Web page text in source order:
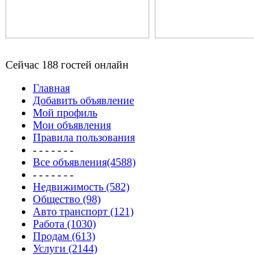
Сейчас 188 гостей онлайн
Главная
Добавить объявление
Мой профиль
Мои объявления
Правила пользования
- - - - - - -
Все объявления(4588)
- - - - - - -
Недвижимость (582)
Общество (98)
Авто транспорт (121)
Работа (1030)
Продам (613)
Услуги (2144)